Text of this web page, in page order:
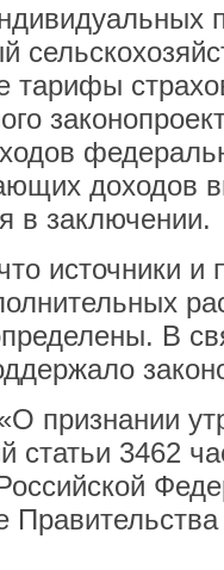
тарифы
доходов
в заключении.
источники и
В
признании
статьи 3462